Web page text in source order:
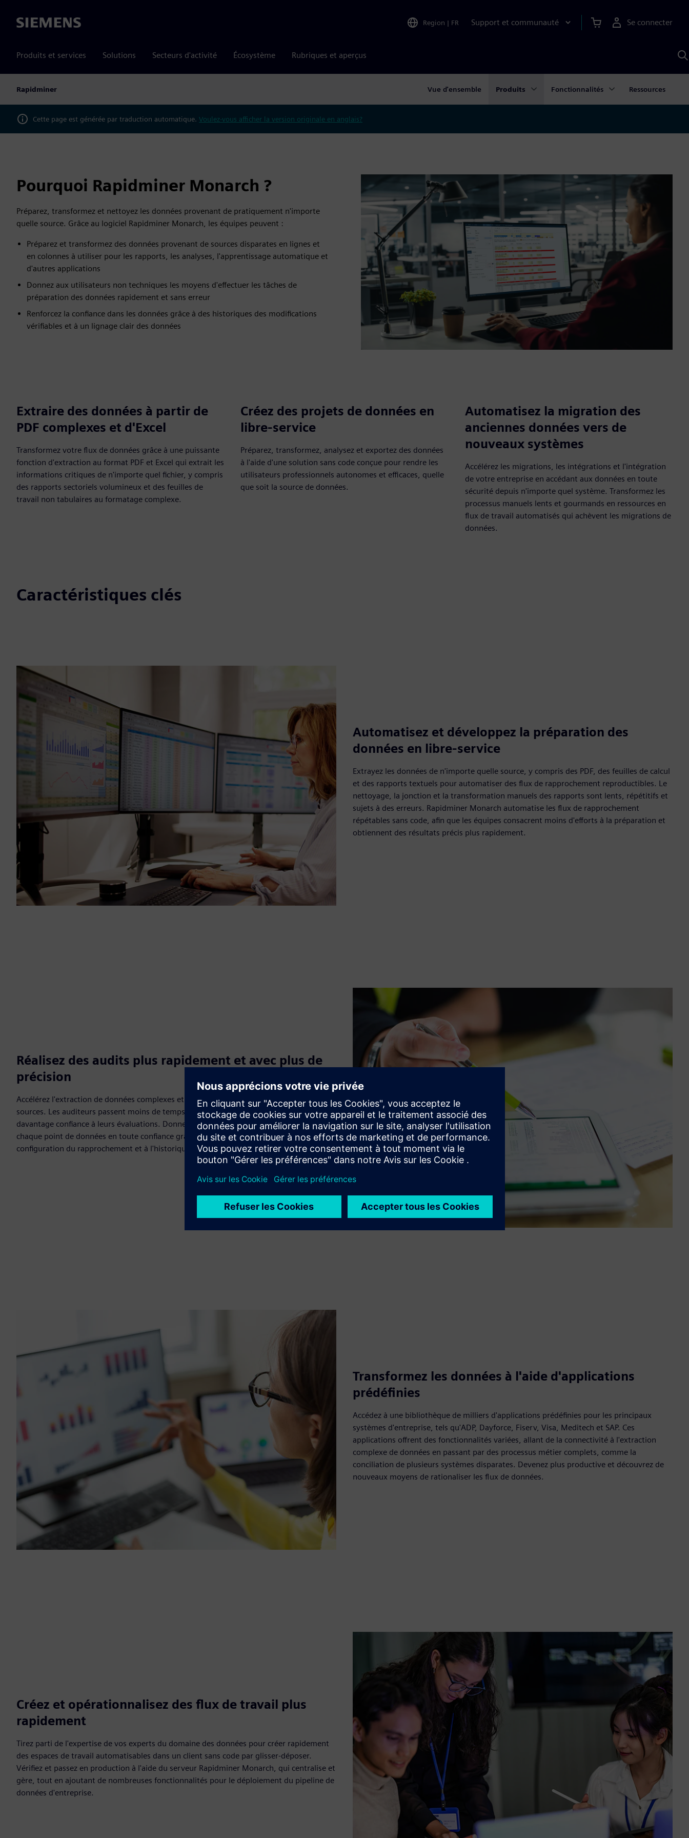
Siemens Region | FR Support et communauté Se connecter
Produits et services Solutions Secteurs d'activité Écosystème Rubriques et aperçus
Rapidminer Vue d'ensemble Produits Fonctionnalités Ressources
Cette page est générée par traduction automatique. Voulez-vous afficher la version originale en anglais?
Pourquoi Rapidminer Monarch ?
Préparez, transformez et nettoyez les données provenant de pratiquement n'importe
quelle source. Grâce au logiciel Rapidminer Monarch, les équipes peuvent :
Préparez et transformez des données provenant de sources disparates en lignes et
en colonnes à utiliser pour les rapports, les analyses, l'apprentissage automatique et
d'autres applications
Donnez aux utilisateurs non techniques les moyens d'effectuer les tâches de
préparation des données rapidement et sans erreur
Renforcez la confiance dans les données grâce à des historiques des modifications
vérifiables et à un lignage clair des données
Extraire des données à partir de
PDF complexes et d'Excel
Transformez votre flux de données grâce à une puissante
fonction d'extraction au format PDF et Excel qui extrait les
informations critiques de n'importe quel fichier, y compris
des rapports sectoriels volumineux et des feuilles de
travail non tabulaires au formatage complexe.
Créez des projets de données en
libre-service
Préparez, transformez, analysez et exportez des données
à l'aide d'une solution sans code conçue pour rendre les
utilisateurs professionnels autonomes et efficaces, quelle
que soit la source de données.
Automatisez la migration des
anciennes données vers de
nouveaux systèmes
Accélérez les migrations, les intégrations et l'intégration
de votre entreprise en accédant aux données en toute
sécurité depuis n'importe quel système. Transformez les
processus manuels lents et gourmands en ressources en
flux de travail automatisés qui achèvent les migrations de
données.
Caractéristiques clés
Automatisez et développez la préparation des
données en libre-service
Extrayez les données de n'importe quelle source, y compris des PDF, des feuilles de calcul
et des rapports textuels pour automatiser des flux de rapprochement reproductibles. Le
nettoyage, la jonction et la transformation manuels des rapports sont lents, répétitifs et
sujets à des erreurs. Rapidminer Monarch automatise les flux de rapprochement
répétables sans code, afin que les équipes consacrent moins d'efforts à la préparation et
obtiennent des résultats précis plus rapidement.
Réalisez des audits plus rapidement et avec plus de
précision
Accélérez l'extraction de données complexes et leur comparaison avec de multiples
sources. Les auditeurs passent moins de temps à préparer les informations et font
davantage confiance à leurs évaluations. Donnez à votre équipe les moyens de suivre
chaque point de données en toute confiance grâce au lignage complet des données, à la
configuration du rapprochement et à l'historique des modifications.
Transformez les données à l'aide d'applications
prédéfinies
Accédez à une bibliothèque de milliers d'applications prédéfinies pour les principaux
systèmes d'entreprise, tels qu'ADP, Dayforce, Fiserv, Visa, Meditech et SAP. Ces
applications offrent des fonctionnalités variées, allant de la connectivité à l'extraction
complexe de données en passant par des processus métier complets, comme la
conciliation de plusieurs systèmes disparates. Devenez plus productive et découvrez de
nouveaux moyens de rationaliser les flux de données.
Créez et opérationnalisez des flux de travail plus
rapidement
Tirez parti de l'expertise de vos experts du domaine des données pour créer rapidement
des espaces de travail automatisables dans un client sans code par glisser-déposer.
Vérifiez et passez en production à l'aide du serveur Rapidminer Monarch, qui centralise et
gère, tout en ajoutant de nombreuses fonctionnalités pour le déploiement du pipeline de
données d'entreprise.